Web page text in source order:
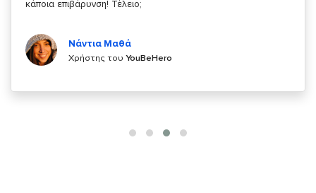
Χρήστης τουYouBeHero